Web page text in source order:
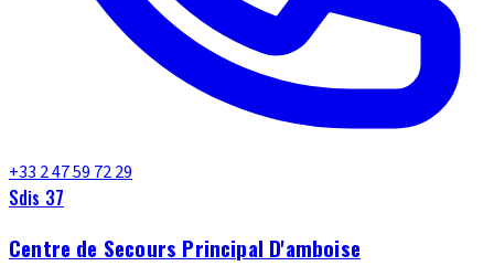
+33 2 47 59 72 29
Sdis 37
Centre de Secours Principal D'amboise